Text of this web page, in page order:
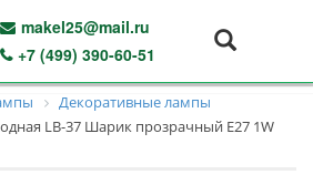
makel25@mail.ru
+7 (499) 390-60-51
Декоративные лампы
LB-37 Шарик прозрачный E27 1W